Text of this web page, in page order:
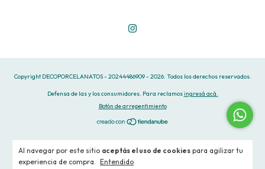
Al navegar por este sitio aceptás el uso de cookies para agilizar tu
experiencia de compra. Entendido
Copyright DECOPORCELANATOS - 20244486909 - 2026. Todos los derechos reservados.
Defensa de las y los consumidores. Para reclamosingresá acá.
Botón de arrepentimiento